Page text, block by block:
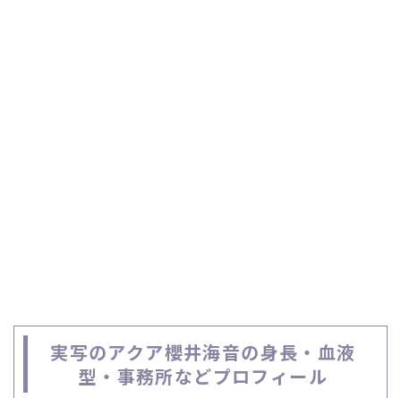
実写のアクア櫻井海音の身長・血液
型・事務所などプロフィール